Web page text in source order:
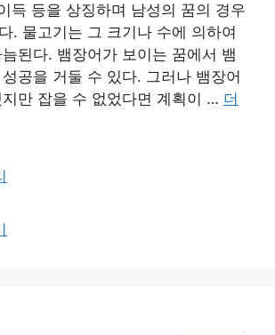
득 등을 상징하며 남성의 꿈의 경우
. 물고기는 그 크기나 수에 의하여
된다. 뱀장어가 보이는 꿈에서 뱀
공을 거둘 수 있다. 그러나 뱀장어
만 잡을 수 없었다면 계획이 … 더